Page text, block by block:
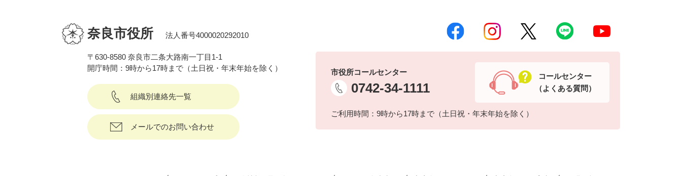
奈良市役所 法人番号4000020292010
〒630-8580 奈良市二条大路南一丁目1-1
開庁時間：9時から17時まで（土日祝・年末年始を除く）
組織別連絡先一覧
メールでのお問い合わせ
市役所コールセンター
0742-34-1111
ご利用時間：9時から17時まで（土日祝・年末年始を除く）
コールセンター
（よくある質問）